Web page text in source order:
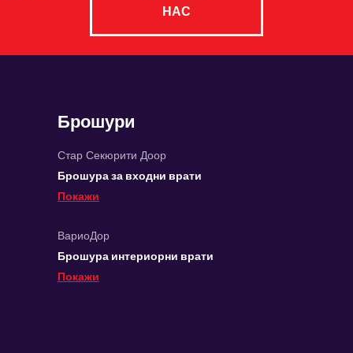
НАС
Брошури
Стар Секюрити Доор
Брошура за входни врати
Покажи
ВариоДор
Брошура интериорни врати
Покажи